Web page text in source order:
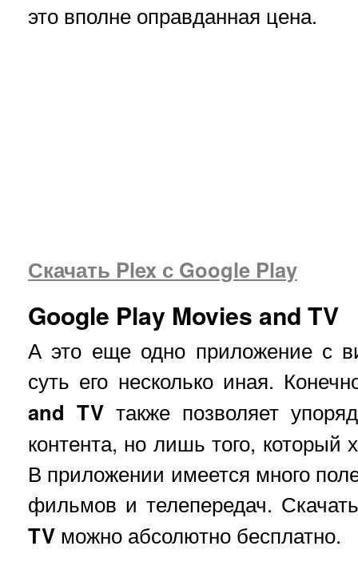
это вполне оправданная цена.
Скачать Plex с Google Play
Google Play Movies and TV
А это еще одно приложение с
суть его несколько иная.
and TV также позволяет
контента, но лишь того, который
В приложении имеется много
фильмов и телепередач.
TV можно абсолютно бесплатно.